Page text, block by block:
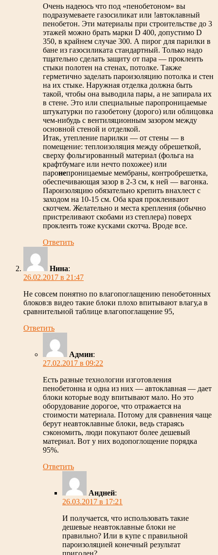
Очень надеюсь что под «пенобетоном» вы
подразумеваете газосиликат или !автоклавный
пенобетон. Эти материалы при строительстве до 3
этажей можно брать марки D 400, допустимо D
350, в крайнем случае 300. А пирог для парилки в
бане из газосиликата стандартный. Только надо
тщательно сделать защиту от пара — проклеить
стыки полотен на стенах, потолке. Также
герметично заделать пароизоляцию потолка и стен
на их стыке. Наружная отделка должна быть
такой, чтобы она выводила пары, а не запирала их
в стене. Это или специальные паропроницаемые
штукатурки по газобетону (дорого) или облицовка
чем-нибудь с вентиляционным зазором между
основной стеной и отделкой.
Итак, утепление парилки — от стены — в
помещение: теплоизоляция между обрешеткой,
сверху фольгированный материал (фольга на
крафтбумаге или нечто похожее) или
паронепроницаемые мембраны, контробрешетка,
обеспечивающая зазор в 2-3 см, к ней — вагонка.
Пароизоляцию обязательно крепить внахлест с
заходом на 10-15 см. Оба края проклеивают
скотчем. Желательно и места крепления (обычно
пристреливают скобами из степлера) поверх
проклеить тоже кусками скотча. Вроде все.
Ответить
Нина:
26.02.2017 в 21:47
Не совсем понятно по влагопоглащению пенобетонных
блоков:в видео такие блоки плохо впитывают влагу,а в
сравнительной таблице влагопоглащение 95,
Ответить
Админ:
27.02.2017 в 09:22
Есть разные технологии изготовления
пенобетонна и одна из них — автоклавная — дает
блоки которые воду впитывают мало. Но это
оборудование дорогое, что отражается на
стоимости материала. Потому для сравнения чаще
берут неавтоклавные блоки, ведь стараясь
сэкономить, люди покупают более дешевый
материал. Вот у них водопоглощение порядка
95%.
Ответить
Андней:
26.03.2017 в 17:21
И получается, что использовать такие
дешевые неавтоклавные блоки не
правильно? Или в купе с правильной
пароизоляцией конечный результат
пригоден?